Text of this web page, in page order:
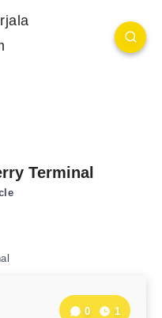
Terminal
0 1